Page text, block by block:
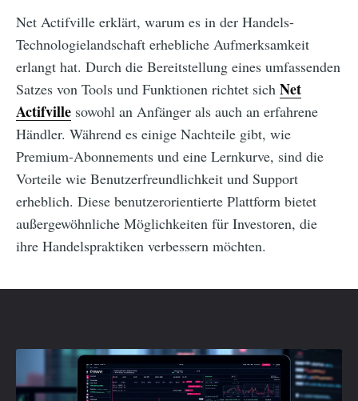
Net Actifville erklärt, warum es in der Handels-
Technologielandschaft erhebliche Aufmerksamkeit
erlangt hat. Durch die Bereitstellung eines umfassenden
Satzes von Tools und Funktionen richtet sich Net
Actifville sowohl an Anfänger als auch an erfahrene
Händler. Während es einige Nachteile gibt, wie
Premium-Abonnements und eine Lernkurve, sind die
Vorteile wie Benutzerfreundlichkeit und Support
erheblich. Diese benutzerorientierte Plattform bietet
außergewöhnliche Möglichkeiten für Investoren, die
ihre Handelspraktiken verbessern möchten.